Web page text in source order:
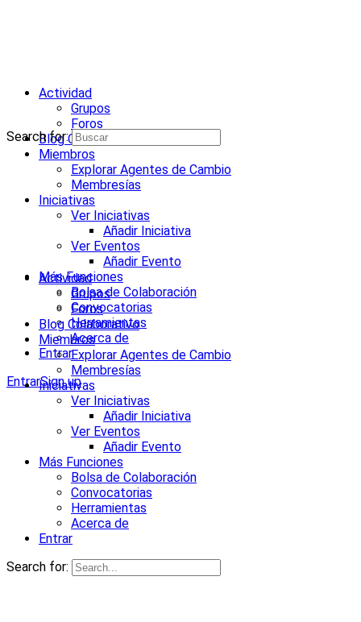
Actividad
Grupos
Foros
Blog Colaborativo
Miembros
Explorar Agentes de Cambio
Membresías
Iniciativas
Ver Iniciativas
Añadir Iniciativa
Ver Eventos
Añadir Evento
Más Funciones
Bolsa de Colaboración
Convocatorias
Herramientas
Acerca de
Entrar
EntrarSign up
Search for:
Actividad
Grupos
Foros
Blog Colaborativo
Miembros
Explorar Agentes de Cambio
Membresías
Iniciativas
Ver Iniciativas
Añadir Iniciativa
Ver Eventos
Añadir Evento
Más Funciones
Bolsa de Colaboración
Convocatorias
Herramientas
Acerca de
Entrar
Search for: